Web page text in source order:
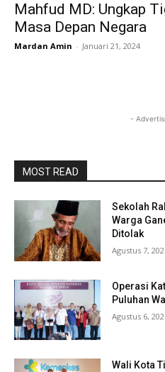
Mahfud MD: Ungkap
Masa Depan Negara
Mardan Amin - Januari 21, 2024
-
MOST READ
Sekolah
Warga
Ditolak
Agustus 7,
Operasi
Puluhan
Agustus 6,
Wali Kota